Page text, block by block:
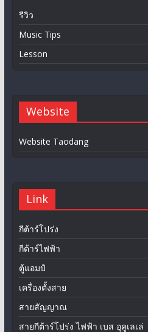
รีวิว
Music Tips
Lesson
Website
Website Taodang
Link
กีต้าร์โปร่ง
กีต้าร์ไฟฟ้า
ตู้แอมป์
เครื่องตั้งสาย
สายสัญญาณ
สายกีต้าร์โปร่ง ไฟฟ้า เบส อุคูเลเล่